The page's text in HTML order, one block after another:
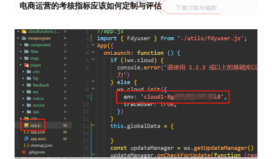
电商运营的考核指标应该如何定制与评估